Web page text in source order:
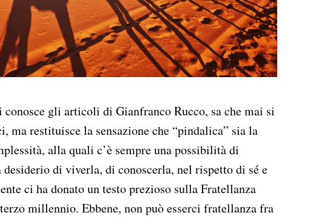
gli articoli di Gianfranco Rucco, sa che mai si
ma restituisce la sensazione che “pindalica” sia la
alla quali c’è sempre una possibilità di
desiderio di viverla, di conoscerla, nel rispetto di sé e
ci ha donato un testo prezioso sulla Fratellanza
millennio. Ebbene, non può esserci fratellanza fra